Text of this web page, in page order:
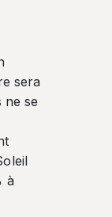
sera
ne se
à